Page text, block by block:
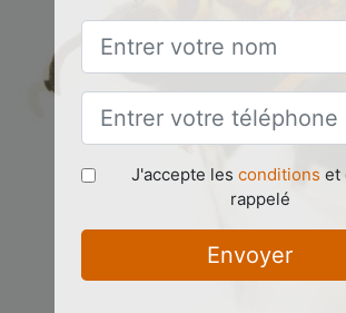
J'accepte les conditions et
rappelé
Envoyer